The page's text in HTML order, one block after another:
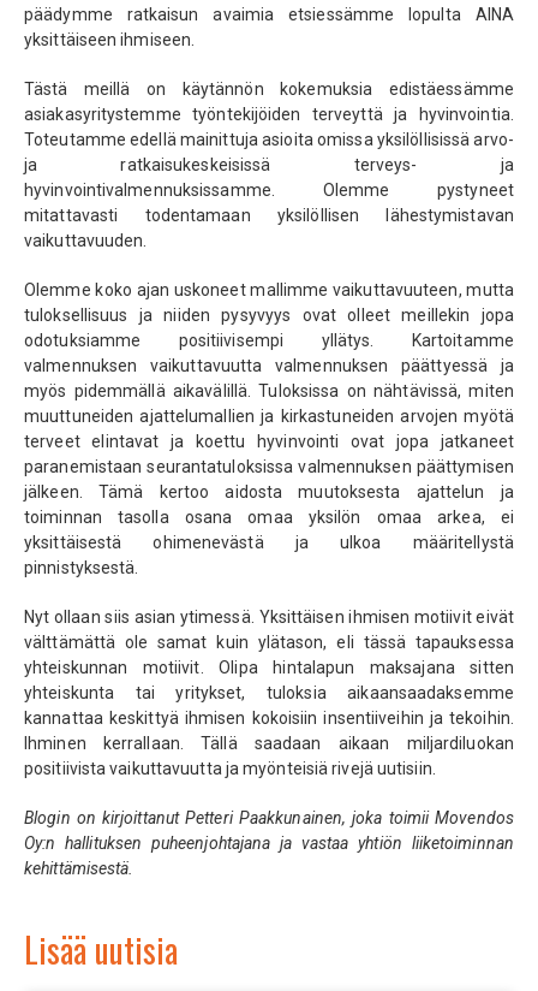
päädymme ratkaisun avaimia etsiessämme lopulta AINA
yksittäiseen ihmiseen.
Tästä meillä on käytännön kokemuksia edistäessämme
asiakasyritystemme työntekijöiden terveyttä ja hyvinvointia.
Toteutamme edellä mainittuja asioita omissa yksilöllisissä arvo-
ja ratkaisukeskeisissä terveys- ja
hyvinvointivalmennuksissamme. Olemme pystyneet
mitattavasti todentamaan yksilöllisen lähestymistavan
vaikuttavuuden.
Olemme koko ajan uskoneet mallimme vaikuttavuuteen, mutta
tuloksellisuus ja niiden pysyvyys ovat olleet meillekin jopa
odotuksiamme positiivisempi yllätys. Kartoitamme
valmennuksen vaikuttavuutta valmennuksen päättyessä ja
myös pidemmällä aikavälillä. Tuloksissa on nähtävissä, miten
muuttuneiden ajattelumallien ja kirkastuneiden arvojen myötä
terveet elintavat ja koettu hyvinvointi ovat jopa jatkaneet
paranemistaan seurantatuloksissa valmennuksen päättymisen
jälkeen. Tämä kertoo aidosta muutoksesta ajattelun ja
toiminnan tasolla osana omaa yksilön omaa arkea, ei
yksittäisestä ohimenevästä ja ulkoa määritellystä
pinnistyksestä.
Nyt ollaan siis asian ytimessä. Yksittäisen ihmisen motiivit eivät
välttämättä ole samat kuin ylätason, eli tässä tapauksessa
yhteiskunnan motiivit. Olipa hintalapun maksajana sitten
yhteiskunta tai yritykset, tuloksia aikaansaadaksemme
kannattaa keskittyä ihmisen kokoisiin insentiiveihin ja tekoihin.
Ihminen kerrallaan. Tällä saadaan aikaan miljardiluokan
positiivista vaikuttavuutta ja myönteisiä rivejä uutisiin.
Blogin on kirjoittanut Petteri Paakkunainen, joka toimii Movendos
Oy:n hallituksen puheenjohtajana ja vastaa yhtiön liiketoiminnan
kehittämisestä.
Lisää uutisia